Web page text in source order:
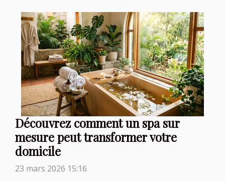
Découvrez comment un spa sur
mesure peut transformer votre
domicile
23 mars 2026 15:16